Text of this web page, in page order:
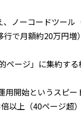
ノーコードツー
で月額約20万円増
ページ」に集約す
開始というスピー
以上（40ページ超